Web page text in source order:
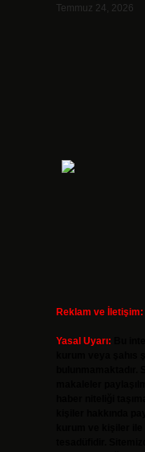
Temmuz 24, 2026
Reklam ve İletişim:
Yasal Uyarı: